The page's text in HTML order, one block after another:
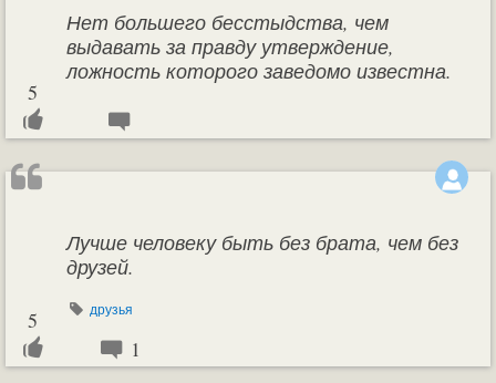
Нет большего бесстыдства, чем
выдавать за правду утверждение,
ложность которого заведомо известна.
5
Лучше человеку быть без брата, чем без
друзей.
друзья
5
1